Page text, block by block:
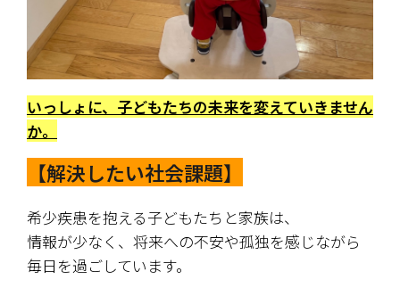
いっしょに、子どもたちの未来を変えていきません
か。
【解決したい社会課題】
希少疾患を抱える子どもたちと家族は、
情報が少なく、将来への不安や孤独を感じながら
毎日を過ごしています。